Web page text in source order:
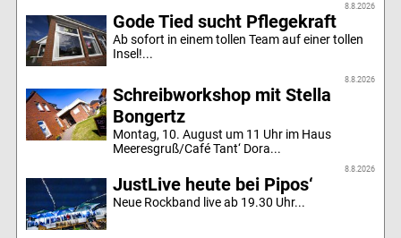
8.8.2026
Gode Tied sucht Pflegekraft
Ab sofort in einem tollen Team auf einer tollen
Insel!...
8.8.2026
Schreibworkshop mit Stella
Bongertz
Montag, 10. August um 11 Uhr im Haus
Meeresgruß/Café Tant‘ Dora...
8.8.2026
JustLive heute bei Pipos‘
Neue Rockband live ab 19.30 Uhr...